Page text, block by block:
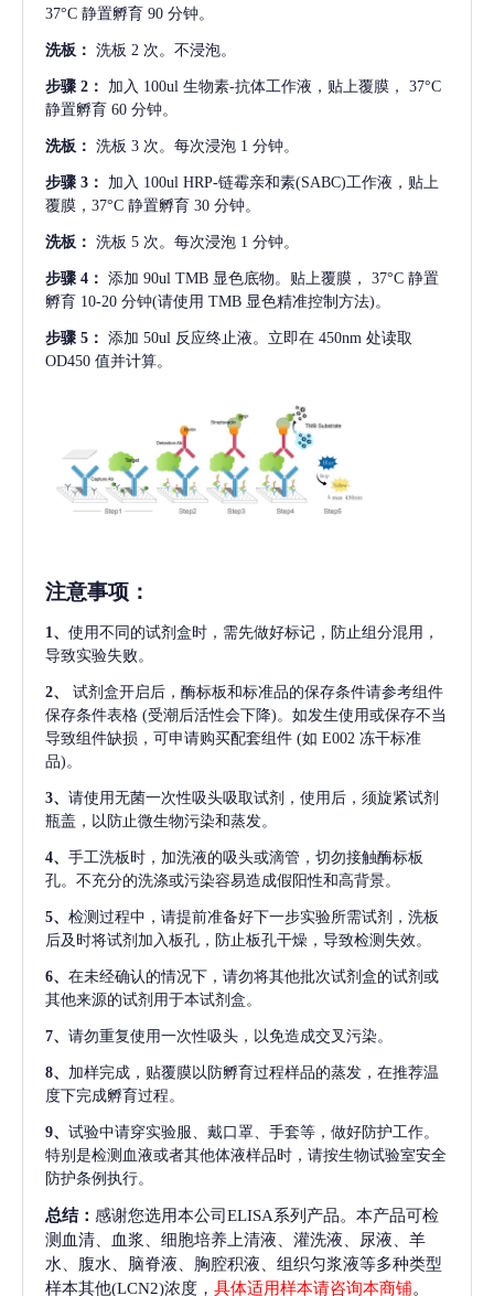
37°C 静置孵育 90 分钟。
洗板： 洗板 2 次。不浸泡。
步骤 2： 加入 100ul 生物素-抗体工作液，贴上覆膜， 37°C
静置孵育 60 分钟。
洗板： 洗板 3 次。每次浸泡 1 分钟。
步骤 3： 加入 100ul HRP-链霉亲和素(SABC)工作液，贴上
覆膜，37°C 静置孵育 30 分钟。
洗板： 洗板 5 次。每次浸泡 1 分钟。
步骤 4： 添加 90ul TMB 显色底物。贴上覆膜， 37°C 静置
孵育 10-20 分钟(请使用 TMB 显色精准控制方法)。
步骤 5： 添加 50ul 反应终止液。立即在 450nm 处读取
OD450 值并计算。
注意事项 ：
1、 使用不同的试剂盒时，需先做好标记，防止组分混用，
导致实验失败。
2、
试剂盒开启后，酶标板和标准品的保存条件请参考组件
保存条件表格 (受潮后活性会下降)。如发生使用或保存不当
导致组件缺损，可申请购买配套组件 (如 E002 冻干标准
品)。
3、 请使用无菌一次性吸头吸取试剂，使用后，须旋紧试剂
瓶盖，以防止微生物污染和蒸发。
4、 手工洗板时，加洗液的吸头或滴管，切勿接触酶标板
孔。不充分的洗涤或污染容易造成假阳性和高背景。
5、 检测过程中，请提前准备好下一步实验所需试剂，洗板
后及时将试剂加入板孔，防止板孔干燥，导致检测失效。
6、 在未经确认的情况下，请勿将其他批次试剂盒的试剂或
其他来源的试剂用于本试剂盒。
7、 请勿重复使用一次性吸头，以免造成交叉污染。
8、 加样完成，贴覆膜以防孵育过程样品的蒸发，在推荐温
度下完成孵育过程。
9、 试验中请穿实验服、戴口罩、手套等，做好防护工作。
特别是检测血液或者其他体液样品时，请按生物试验室安全
防护条例执行。
总结： 感谢您选用本公司ELISA系列产品。本产品可检
测血清、血浆、细胞培养上清液、灌洗液、尿液、羊
水、腹水、脑脊液、胸腔积液、组织匀浆液等多种类型
样本其他(LCN2)浓度， 具体适用样本请咨询本商铺。